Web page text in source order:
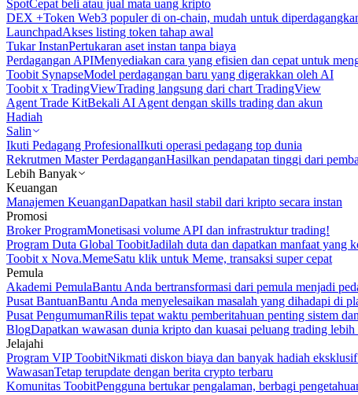
SpotCepat beli atau jual mata uang kripto
DEX +Token Web3 populer di on-chain, mudah untuk
LaunchpadAkses listing token tahap awal
Tukar InstanPertukaran aset instan tanpa biaya
Perdagangan APIMenyediakan cara yang efisien dan cepat untuk
Toobit SynapseModel perdagangan baru yang digerakkan oleh AI
Toobit x TradingViewTrading langsung dari chart TradingView
Agent Trade KitBekali AI Agent dengan skills trading dan akun
Hadiah
Salin
Ikuti Pedagang ProfesionalIkuti operasi pedagang top dunia
Rekrutmen Master PerdaganganHasilkan pendapatan tinggi dari
Lebih Banyak
Keuangan
Manajemen KeuanganDapatkan hasil stabil dari kripto secara instan
Promosi
Broker ProgramMonetisasi volume API dan infrastruktur trading!
Program Duta Global ToobitJadilah duta dan dapatkan manfaat yang
Toobit x Nova.MemeSatu klik untuk Meme, transaksi super cepat
Pemula
Akademi PemulaBantu Anda bertransformasi dari pemula menjadi
Pusat BantuanBantu Anda menyelesaikan masalah yang dihadapi di
Pusat PengumumanRilis tepat waktu pemberitahuan penting sistem
BlogDapatkan wawasan dunia kripto dan kuasai peluang trading lebih
Jelajahi
Program VIP ToobitNikmati diskon biaya dan banyak hadiah
WawasanTetap terupdate dengan berita crypto terbaru
Komunitas ToobitPengguna bertukar pengalaman, berbagi